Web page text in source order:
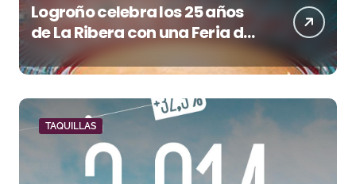
Logroño celebra los 25 años
de La Ribera con una Feria de
San Mateo de máxima
categoría
TAQUILLAS